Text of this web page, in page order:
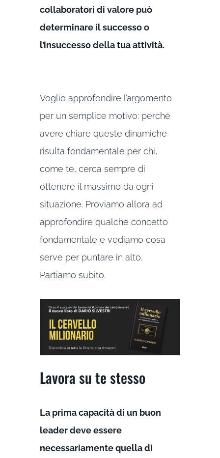
collaboratori di valore può
determinare il successo o
l’insuccesso della tua attività.
Voglio approfondire l’argomento
per un semplice motivo: perché
avere chiare queste dinamiche
risulta fondamentale per chi,
come te, cerca sempre di
ottenere il massimo da ogni
situazione. Proviamo allora ad
approfondire qualche concetto
fondamentale e vediamo cosa
serve per puntare in alto.
Partiamo subito.
Lavora su te stesso
La prima capacità di un buon
leader deve essere
necessariamente quella di